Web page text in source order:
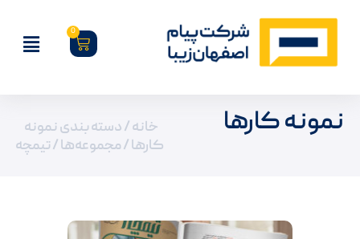
0
نمونه کارها خانه/ دسته بندی نمونه
کارها /مجموعه‌ها/ تیمچه